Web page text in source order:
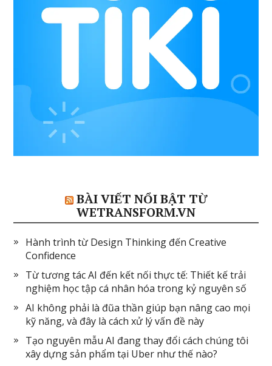
BÀI VIẾT NỔI BẬT TỪ
WETRANSFORM.VN
Hành trình từ Design Thinking đến Creative
Confidence
Từ tương tác AI đến kết nối thực tế: Thiết kế trải
nghiệm học tập cá nhân hóa trong kỷ nguyên số
AI không phải là đũa thần giúp bạn nâng cao mọi
kỹ năng, và đây là cách xử lý vấn đề này
Tạo nguyên mẫu AI đang thay đổi cách chúng tôi
xây dựng sản phẩm tại Uber như thế nào?